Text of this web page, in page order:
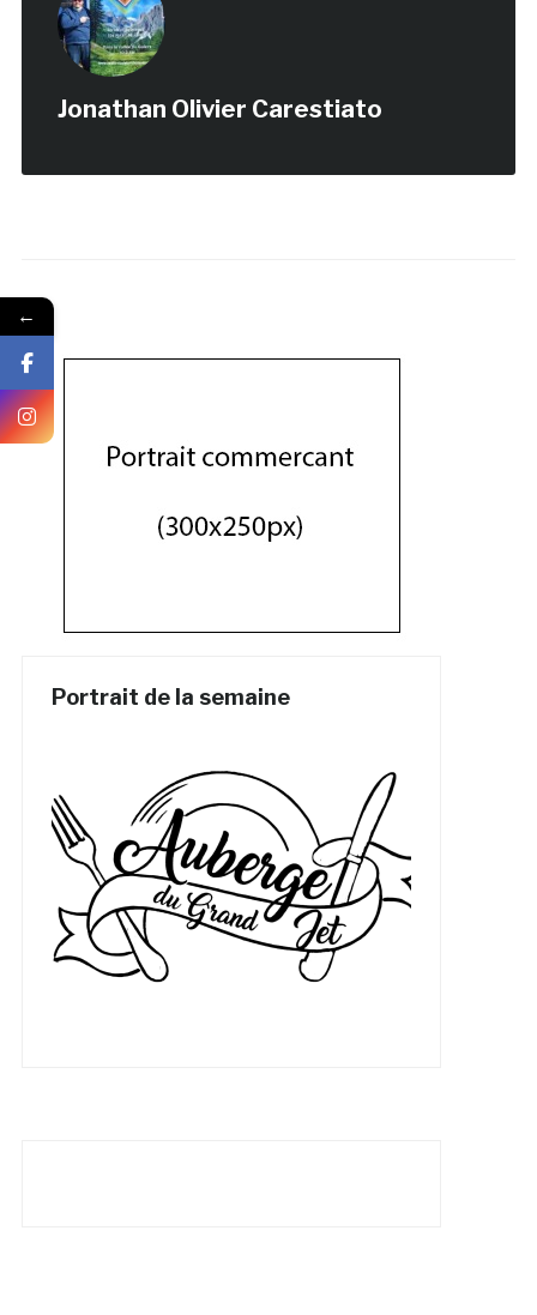
Jonathan Olivier Carestiato
Portrait de la semaine
←